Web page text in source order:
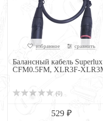
избранное сравнить
Балансный кабель Superlux
CFM0.5FM, XLR3F-
(0)
529 ₽